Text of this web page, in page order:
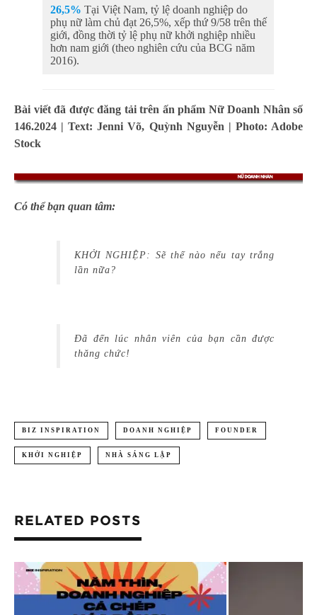
26,5% Tại Việt Nam, tỷ lệ doanh nghiệp do
phụ nữ làm chủ đạt 26,5%, xếp thứ 9/58 trên thế
giới, đồng thời tỷ lệ phụ nữ khởi nghiệp nhiều
hơn nam giới (theo nghiên cứu của BCG năm
2016).
Bài viết đã được đăng tải trên ấn phẩm Nữ Doanh Nhân số
146.2024 | Text: Jenni Võ, Quỳnh Nguyễn | Photo: Adobe
Stock
Có thể bạn quan tâm:
KHỞI NGHIỆP: Sẽ thế nào nếu tay trắng
lần nữa?
Đã đến lúc nhân viên của bạn cần được
thăng chức!
BIZ INSPIRATION DOANH NGHIỆP FOUNDER
KHỞI NGHIỆP NHÀ SÁNG LẬP
RELATED POSTS